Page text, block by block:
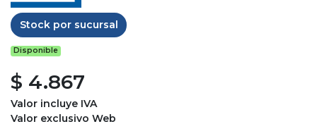
Stock por sucursal
Disponible
$ 4.867
Valor incluye IVA
Valor exclusivo Web